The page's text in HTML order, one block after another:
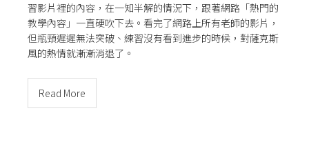
習影片裡的內容，在一知半解的情況下，跟著網路「熱門的
教學內容」一直硬吹下去。看完了網路上所有老師的影片，
但瓶頸遲遲無法突破、練習沒有看到進步的時候，對薩克斯
風的熱情就漸漸消退了。
Read More